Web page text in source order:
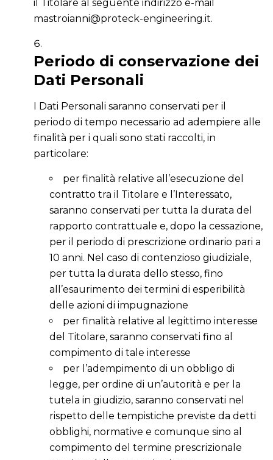
il Titolare al seguente indirizzo e-mail
mastroianni@proteck-engineering.it.
Periodo di conservazione dei
Dati Personali
I Dati Personali saranno conservati per il
periodo di tempo necessario ad adempiere alle
finalità per i quali sono stati raccolti, in
particolare:
per finalità relative all’esecuzione del
contratto tra il Titolare e l’Interessato,
saranno conservati per tutta la durata del
rapporto contrattuale e, dopo la cessazione,
per il periodo di prescrizione ordinario pari a
10 anni. Nel caso di contenzioso giudiziale,
per tutta la durata dello stesso, fino
all’esaurimento dei termini di esperibilità
delle azioni di impugnazione
per finalità relative al legittimo interesse
del Titolare, saranno conservati fino al
compimento di tale interesse
per l’adempimento di un obbligo di
legge, per ordine di un’autorità e per la
tutela in giudizio, saranno conservati nel
rispetto delle tempistiche previste da detti
obblighi, normative e comunque sino al
compimento del termine prescrizionale